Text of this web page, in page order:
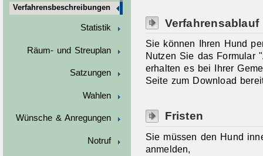
Verfahrensbeschreibungen
Statistik
Räum- und Streuplan
Satzungen
Wahlen
Wünsche & Anregungen
Notruf
Verfahrensablauf
Sie können Ihren Hund
Nutzen Sie das Formular
erhalten es bei Ihrer
Seite zum Download
Fristen
Sie müssen den Hund
anmelden,